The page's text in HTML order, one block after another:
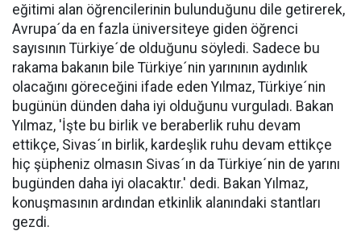
eğitimi alan öğrencilerinin bulunduğunu dile getirerek,
Avrupa´da en fazla üniversiteye giden öğrenci
sayısının Türkiye´de olduğunu söyledi. Sadece bu
rakama bakanın bile Türkiye´nin yarınının aydınlık
olacağını göreceğini ifade eden Yılmaz, Türkiye´nin
bugünün dünden daha iyi olduğunu vurguladı. Bakan
Yılmaz, 'İşte bu birlik ve beraberlik ruhu devam
ettikçe, Sivas´ın birlik, kardeşlik ruhu devam ettikçe
hiç şüpheniz olmasın Sivas´ın da Türkiye´nin de yarını
bugünden daha iyi olacaktır.' dedi. Bakan Yılmaz,
konuşmasının ardından etkinlik alanındaki stantları
gezdi.